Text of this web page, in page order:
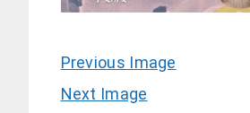
Previous Image
Next Image